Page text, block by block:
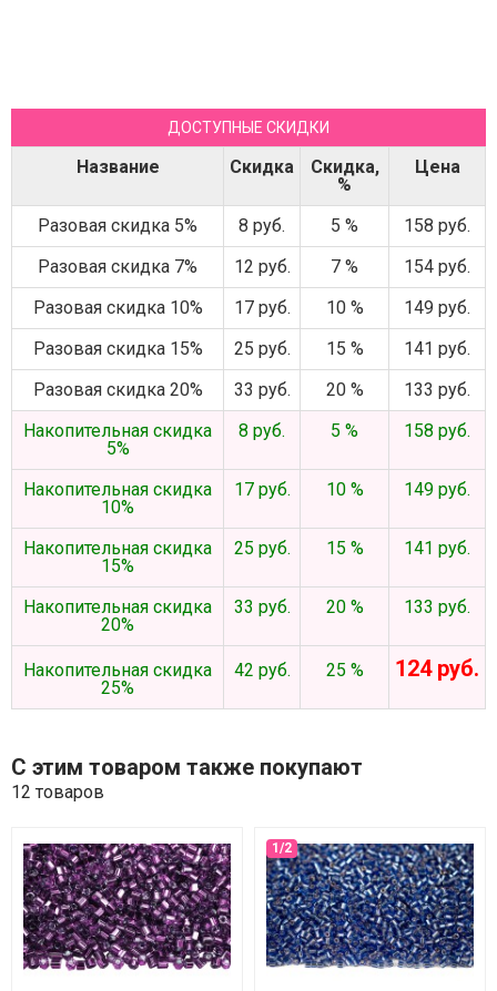
ДОСТУПНЫЕ СКИДКИ
Название Скидка
Скидка,
%
Цена
Разовая скидка 5% 8 руб. 5 %
158 руб.
Разовая скидка 7%
12 руб. 7 %
154 руб.
Разовая скидка 10%
17 руб. 10 %
149 руб.
Разовая скидка 15%
25 руб. 15 %
141 руб.
Разовая скидка 20%
33 руб. 20 %
133 руб.
Накопительная скидка
5%
8 руб. 5 % 158 руб.
Накопительная скидка
10%
17 руб. 10 % 149 руб.
Накопительная скидка
15%
25 руб. 15 % 141 руб.
Накопительная скидка
20%
33 руб. 20 % 133 руб.
Накопительная скидка
25%
42 руб. 25 % 124 руб.
С этим товаром также покупают
12 товаров